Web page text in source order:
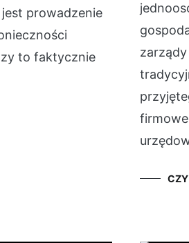
prowadzenie
to faktycznie